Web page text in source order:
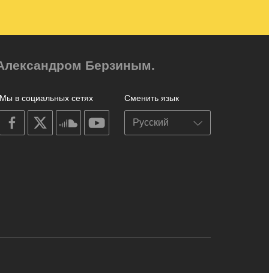
Берзиным.
Сменить язык
Мы в социальных сетях
on
facebook
on
on
soundcloudyoutube